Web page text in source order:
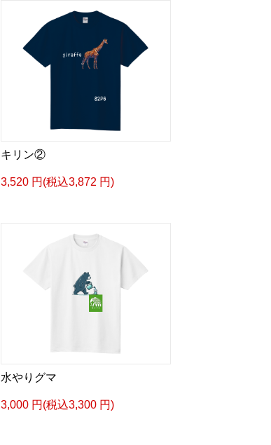
キリン②
3,520 円(税込3,872 円)
水やりグマ
3,000 円(税込3,300 円)